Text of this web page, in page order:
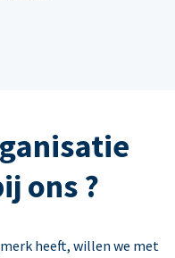
ons ?
heeft, willen we met